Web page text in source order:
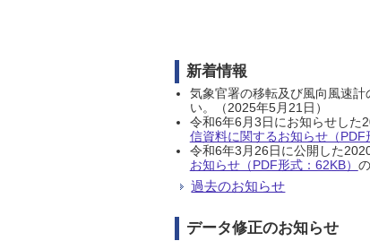
新着情報
気象官署の移転及び風向風速
い。（2025年5月21日）
令和6年6月3日にお知らせした
信資料に関するお知らせ（PDF
令和6年3月26日に公開した
お知らせ（PDF形式：62KB）
過去のお知らせ
データ修正のお知らせ